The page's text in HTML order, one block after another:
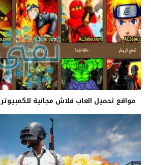
مواقع تحميل العاب فلاش مجانية للكمبيوتر